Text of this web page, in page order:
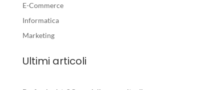
E-Commerce
Informatica
Marketing
Ultimi articoli